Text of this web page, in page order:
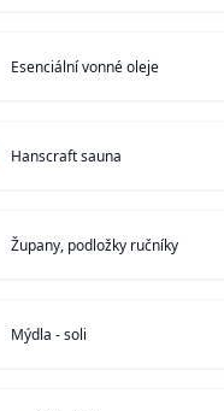
Esenciální vonné oleje
Hanscraft sauna
Župany, podložky ručníky
Mýdla - soli